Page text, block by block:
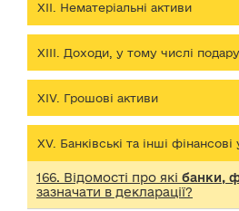
ХІІ. Нематеріальні активи
ХІІІ. Доходи, у тому числі
ХІV. Грошові активи
XV. Банківські та інші
166. Відомості про які банки,
зазначати в декларації?